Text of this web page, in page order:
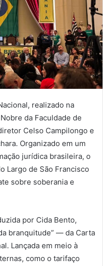
realizado na
da Faculdade de
Celso Campilongo e
Organizado em um
jurídica brasileira, o
Largo de São Francisco
sobre soberania e
por Cida Bento,
branquitude” — da Carta
Lançada em meio à
como o tarifaço